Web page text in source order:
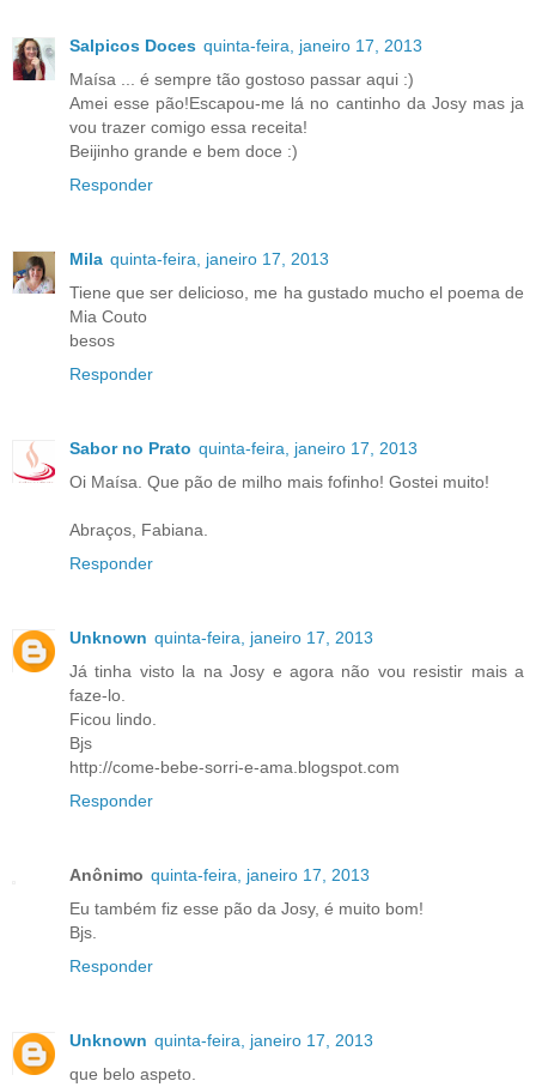
Salpicos Doces quinta-feira, janeiro 17, 2013
Maísa ... é sempre tão gostoso passar aqui :)
Amei esse pão!Escapou-me lá no cantinho da Josy mas ja
vou trazer comigo essa receita!
Beijinho grande e bem doce :)
Responder
Mila quinta-feira, janeiro 17, 2013
Tiene que ser delicioso, me ha gustado mucho el poema de
Mia Couto
besos
Responder
Sabor no Prato quinta-feira, janeiro 17, 2013
Oi Maísa. Que pão de milho mais fofinho! Gostei muito!
Abraços, Fabiana.
Responder
Unknown quinta-feira, janeiro 17, 2013
Já tinha visto la na Josy e agora não vou resistir mais a
faze-lo.
Ficou lindo.
Bjs
http://come-bebe-sorri-e-ama.blogspot.com
Responder
Anônimo quinta-feira, janeiro 17, 2013
Eu também fiz esse pão da Josy, é muito bom!
Bjs.
Responder
Unknown quinta-feira, janeiro 17, 2013
que belo aspeto.